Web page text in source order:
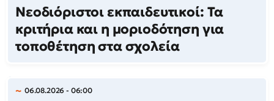
Νεοδιόριστοι εκπαιδευτικοί: Τα
κριτήρια και η μοριοδότηση για
τοποθέτηση στα σχολεία
06.08.2026 - 06:00